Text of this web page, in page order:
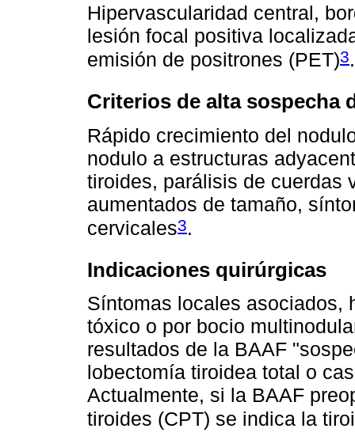
Hipervascularidad central,
lesión focal positiva
emisión de positrones (PET)3.
Criterios de alta sospecha
Rápido crecimiento del
nodulo a estructuras
tiroides, parálisis de cuerdas
aumentados de tamaño,
cervicales3.
Indicaciones quirúrgicas
Síntomas locales asociados,
tóxico o por bocio
resultados de la BAAF
lobectomía tiroidea total o
Actualmente, si la BAAF
tiroides (CPT) se indica la